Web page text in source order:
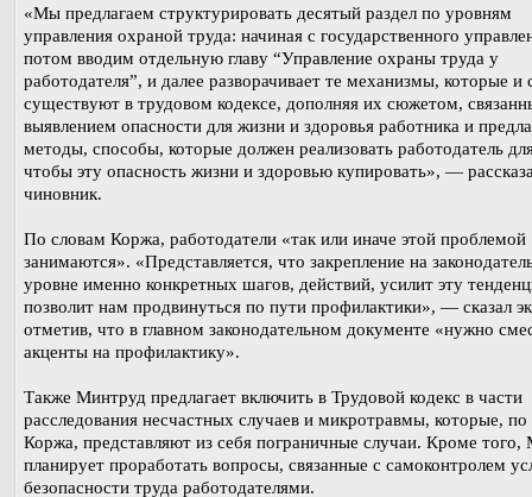
«Мы предлагаем структурировать десятый раздел по уровням
управления охраной труда: начиная с государственного
потом вводим отдельную главу “Управление охраны труда у
работодателя”, и далее разворачивает те механизмы, которые и
существуют в трудовом кодексе, дополняя их сюжетом,
выявлением опасности для жизни и здоровья работника и
методы, способы, которые должен реализовать работодатель
чтобы эту опасность жизни и здоровью купировать», —
чиновник.
По словам Коржа, работодатели «так или иначе этой проблемой
занимаются». «Представляется, что закрепление на
уровне именно конкретных шагов, действий, усилит эту
позволит нам продвинуться по пути профилактики», — сказал
отметив, что в главном законодательном документе «нужно
акценты на профилактику».
Также Минтруд предлагает включить в Трудовой кодекс в части
расследования несчастных случаев и микротравмы, которые, по
Коржа, представляют из себя пограничные случаи. Кроме того,
планирует проработать вопросы, связанные с самоконтролем
безопасности труда работодателями.